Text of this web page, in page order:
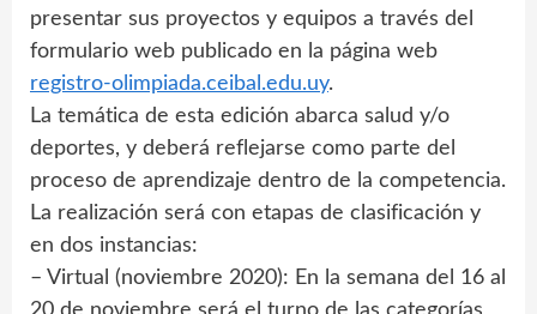
presentar sus proyectos y equipos a través del
formulario web publicado en la página web
registro-olimpiada.ceibal.edu.uy.
La temática de esta edición abarca salud y/o
deportes, y deberá reflejarse como parte del
proceso de aprendizaje dentro de la competencia.
La realización será con etapas de clasificación y
en dos instancias:
– Virtual (noviembre 2020): En la semana del 16 al